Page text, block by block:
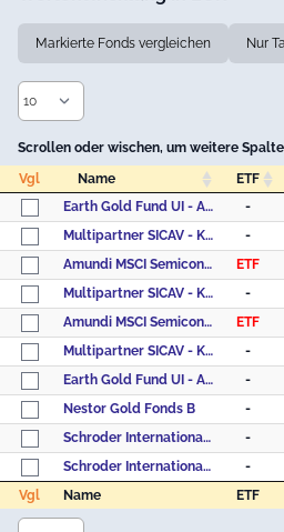
Markierte Fonds vergleichen Nur
Scrollen oder wischen, um weitere
Vgl
Name ETF
Vgl
Name ETF
Vgl Name ETF
Earth Gold Fund UI - Anteilklasse (EUR I) -
Multipartner SICAV - Konwave Gold Equity Fund B USD
-
Amundi MSCI Semiconductors UCITS ETF Acc
ETF
Multipartner SICAV - Konwave Gold Equity Fund B CHF
-
Amundi MSCI Semiconductors UCITS ETF Dist
ETF
Multipartner SICAV - Konwave Gold Equity Fund B EUR
-
Earth Gold Fund UI - Anteilklasse (EUR R)
-
Nestor Gold Fonds B
-
Schroder International Selection Fund Global Gold A Accumulation USD
-
Schroder International Selection Fund Global Gold A Accumulation EUR Hedged
-
Vgl
Name ETF